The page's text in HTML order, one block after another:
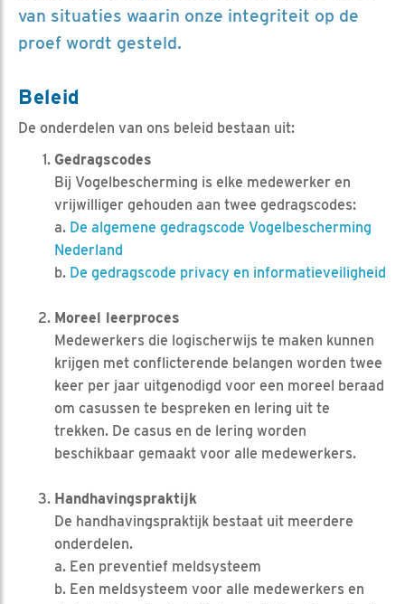
van situaties waarin onze integriteit op de
proef wordt gesteld.
Beleid
De onderdelen van ons beleid bestaan uit:
Gedragscodes
Bij Vogelbescherming is elke medewerker en
vrijwilliger gehouden aan twee gedragscodes:
a. De algemene gedragscode Vogelbescherming
Nederland
b. De gedragscode privacy en informatieveiligheid
Moreel leerproces
Medewerkers die logischerwijs te maken kunnen
krijgen met conflicterende belangen worden twee
keer per jaar uitgenodigd voor een moreel beraad
om casussen te bespreken en lering uit te
trekken. De casus en de lering worden
beschikbaar gemaakt voor alle medewerkers.
Handhavingspraktijk
De handhavingspraktijk bestaat uit meerdere
onderdelen.
a. Een preventief meldsysteem
b. Een meldsysteem voor alle medewerkers en